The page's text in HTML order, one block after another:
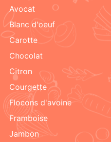
Avocat
blanc d'oeuf
carotte
chocolat
citron
courgette
flocons d'avoine
framboise
jambon